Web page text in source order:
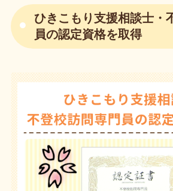
ひきこもり支援相談士・
員の認定資格を取得